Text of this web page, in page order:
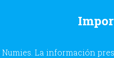
La información